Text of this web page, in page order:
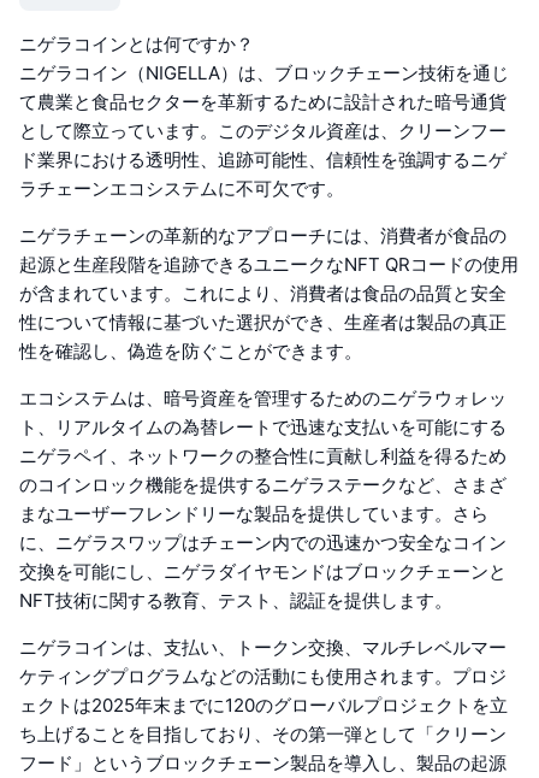
ニゲラコインとは何ですか？
ニゲラコイン（NIGELLA）は、ブロックチェーン技術を通じ
て農業と食品セクターを革新するために設計された暗号通貨
として際立っています。このデジタル資産は、クリーンフー
ド業界における透明性、追跡可能性、信頼性を強調するニゲ
ラチェーンエコシステムに不可欠です。
ニゲラチェーンの革新的なアプローチには、消費者が食品の
起源と生産段階を追跡できるユニークなNFT QRコードの使用
が含まれています。これにより、消費者は食品の品質と安全
性について情報に基づいた選択ができ、生産者は製品の真正
性を確認し、偽造を防ぐことができます。
エコシステムは、暗号資産を管理するためのニゲラウォレッ
ト、リアルタイムの為替レートで迅速な支払いを可能にする
ニゲラペイ、ネットワークの整合性に貢献し利益を得るため
のコインロック機能を提供するニゲラステークなど、さまざ
まなユーザーフレンドリーな製品を提供しています。さら
に、ニゲラスワップはチェーン内での迅速かつ安全なコイン
交換を可能にし、ニゲラダイヤモンドはブロックチェーンと
NFT技術に関する教育、テスト、認証を提供します。
ニゲラコインは、支払い、トークン交換、マルチレベルマー
ケティングプログラムなどの活動にも使用されます。プロジ
ェクトは2025年末までに120のグローバルプロジェクトを立
ち上げることを目指しており、その第一弾として「クリーン
フード」というブロックチェーン製品を導入し、製品の起源